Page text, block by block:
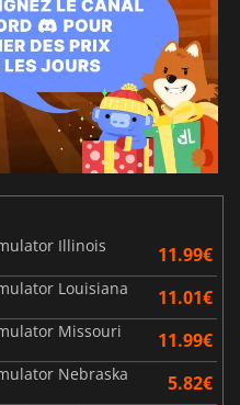
Illinois
11.99€
Louisiana 11.01€
Missouri 11.99€
Nebraska 5.82€